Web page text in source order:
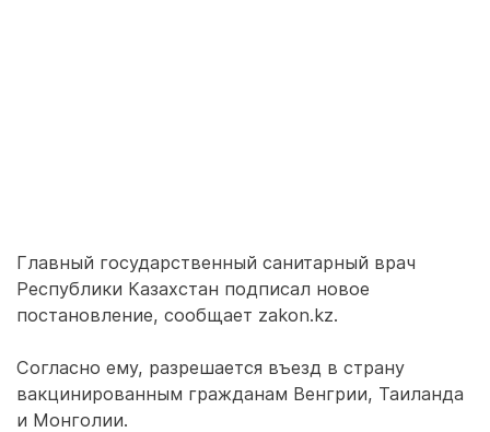
Главный государственный санитарный врач
Республики Казахстан подписал новое
постановление, сообщает zakon.kz.
Согласно ему, разрешается въезд в страну
вакцинированным гражданам Венгрии, Таиланда
и Монголии.